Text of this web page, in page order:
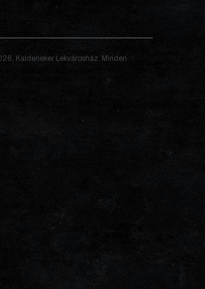
Kaldeneker Lekvárosház. Minden